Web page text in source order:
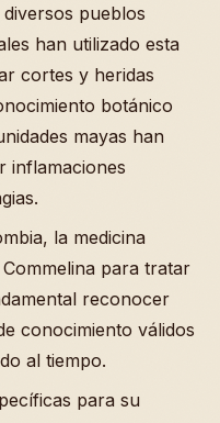
pueblos
han utilizado esta
cortes y heridas
botánico
mayas han
inflamaciones
la medicina
para tratar
reconocer
conocimiento válidos
al tiempo.
para su